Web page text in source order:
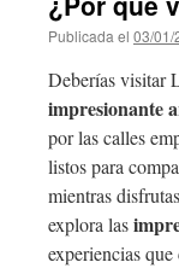
Publicada el 03/01/
Deberías visitar
impresionante
por las calles
listos para
mientras
explora las
experiencias